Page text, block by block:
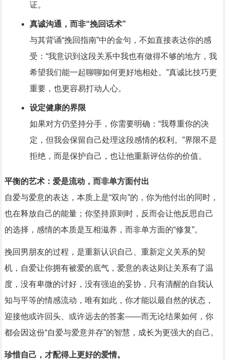
证。
真诚沟通，而非“挽回话术”
与其背诵“挽回指南”中的金句，不如直接表达你的感
受：“我意识到这段关系中我也有做得不够的地方，我
希望我们能一起聊聊如何更好地相处。”真诚比技巧更
重要，也更容易打动人心。
设定健康的界限
如果对方仍坚持分手，你需要明确：“我尊重你的决
定，但我会保留自己处理这段感情的权利。”界限不是
拒绝，而是保护自己，也让他重新评估你的价值。
平衡的艺术：爱是流动，而非单方面付出
自爱与爱意的表达，本质上是“双向”的，你为他付出的同时，
也在释放自己的能量；你坚持原则时，反而会让他反思自己
的选择，感情的本质是互相滋养，而非单方面的“修复”。
挽回男朋友的过程，是重新认识自己、重新定义关系的契
机，自爱让你拥有被爱的底气，爱意的表达则让关系有了温
度，没有卑微的讨好，没有强迫的妥协，只有清醒的自我认
知与平等的情感流动，唯有如此，你才能以最自然的状态，
迎接他或许回头、或许远去的答案——而无论结果如何，你
都会因这份“自爱与爱意并存”的智慧，成长为更强大的自己。
珍惜自己，才配得上更好的爱情。